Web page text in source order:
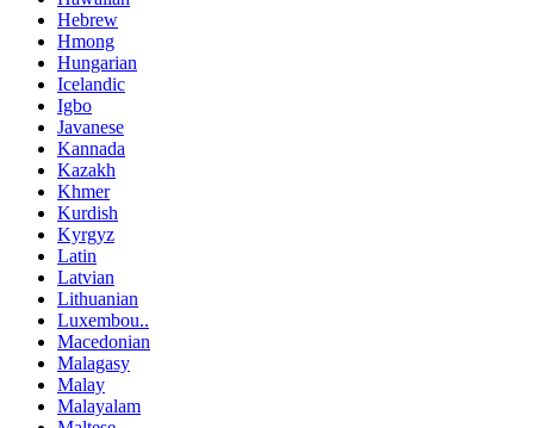
Hebrew
Hmong
Hungarian
Icelandic
Igbo
Javanese
Kannada
Kazakh
Khmer
Kurdish
Kyrgyz
Latin
Latvian
Lithuanian
Luxembou..
Macedonian
Malagasy
Malay
Malayalam